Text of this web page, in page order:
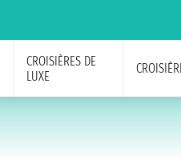
CROISIÈRES DE
LUXE